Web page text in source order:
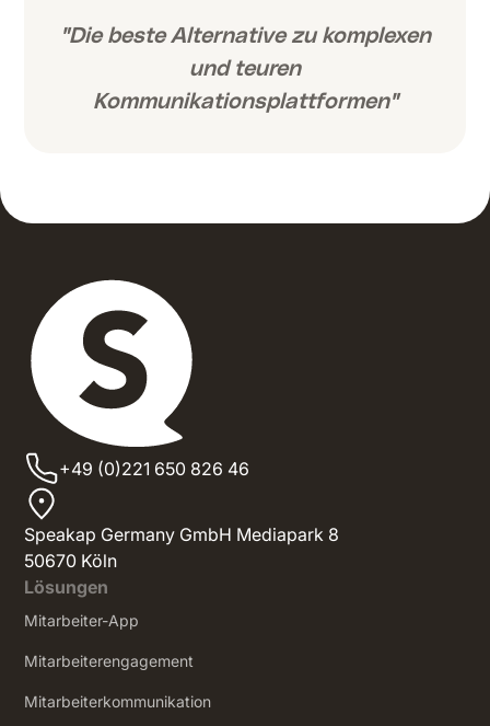
"Die beste Alternative zu komplexen
und teuren
Kommunikationsplattformen"
+49 (0)221 650 826 46
Speakap Germany GmbH Mediapark 8
50670 Köln
Lösungen
Mitarbeiter-App
Mitarbeiterengagement
Mitarbeiterkommunikation